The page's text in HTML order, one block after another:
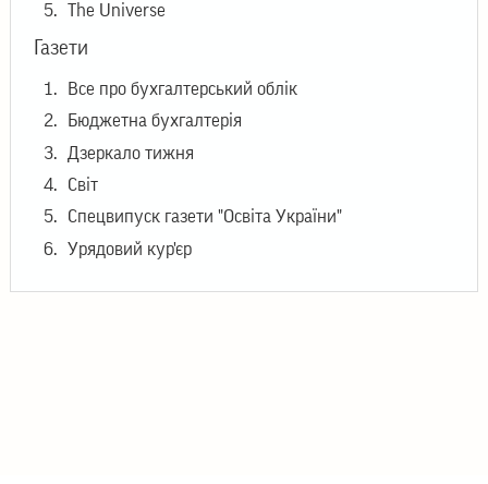
The Universe
Газети
Все про бухгалтерський облік
Бюджетна бухгалтерія
Дзеркало тижня
Світ
Спецвипуск газети "Освiта України"
Урядовий кур'єр